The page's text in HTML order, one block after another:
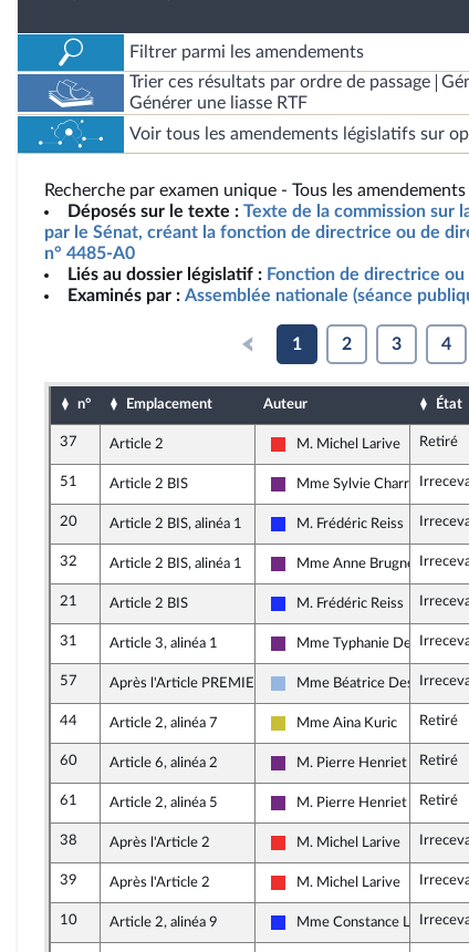
Filtrer parmi les amendements
Trier ces résultats par ordre de passage
Générer une liasse RTF
Voir tous les amendements législatifs sur
Recherche par examen unique - Tous les
Déposés sur le texte : Texte de la commission sur
par le Sénat, créant la fonction de directrice ou de
n° 4485-A0
Liés au dossier législatif : Fonction de directrice ou
Examinés par : Assemblée nationale (séance
1 2 3 4
n° Emplacement Auteur État
37 Article 2
La France insoumise
M. Michel Larive Retiré
51 Article 2 BIS
La République en Marche
Mme Sylvie Charrière
20 Article 2 BIS, alinéa 1
Les Républicains
M. Frédéric Reiss
32 Article 2 BIS, alinéa 1
La République en Marche
Mme Anne Brugnera
21 Article 2 BIS
Les Républicains
M. Frédéric Reiss
31 Article 3, alinéa 1
La République en Marche
Mme Typhanie Degois
57 Après l'Article PREMIER
UDI et Indépendants
Mme Béatrice Descamps
44 Article 2, alinéa 7
Agir ensemble
Mme Aina Kuric Retiré
60 Article 6, alinéa 2
La République en Marche
M. Pierre Henriet Retiré
61 Article 2, alinéa 5
La République en Marche
M. Pierre Henriet Retiré
38 Après l'Article 2
La France insoumise
M. Michel Larive
39 Après l'Article 2
La France insoumise
M. Michel Larive
10 Article 2, alinéa 9
Les Républicains
Mme Constance Le Grip